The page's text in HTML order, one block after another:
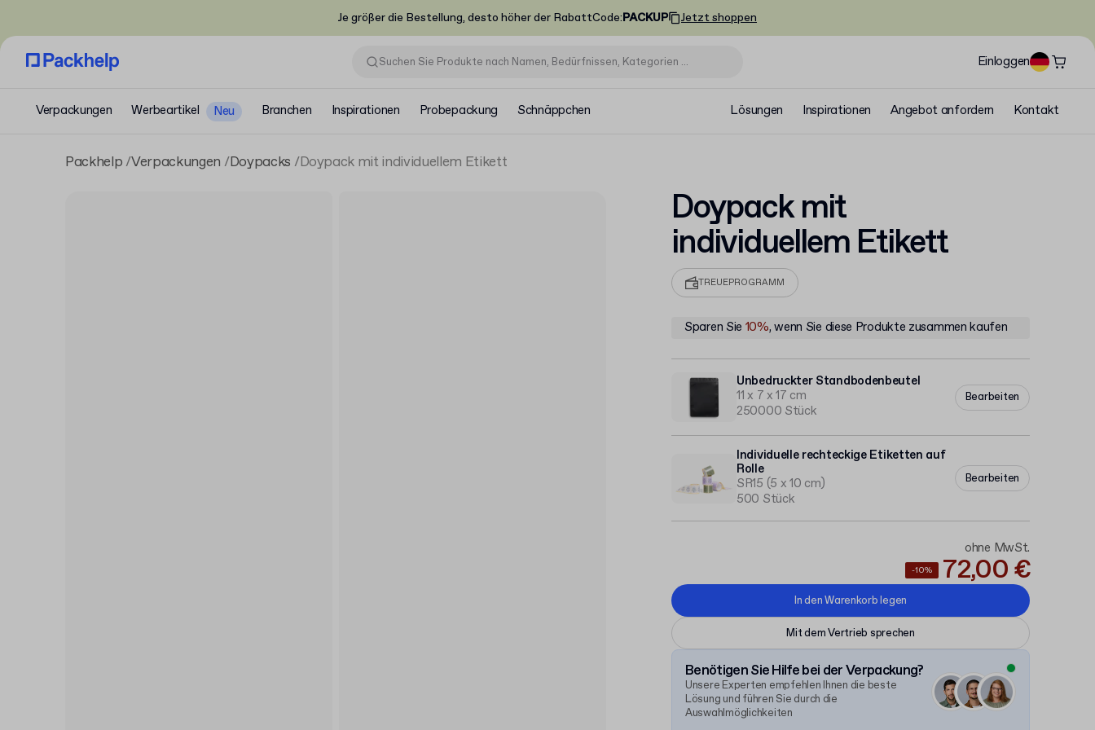
Je größer die Bestellung, desto höher der RabattCode:PACKUP Jetzt shoppen
Einloggen
Verpackungen Werbeartikel Neu Branchen Inspirationen Probepackung Schnäppchen Lösungen Inspirationen Angebot anfordern Kontakt
Packhelp Verpackungen Doypacks Doypack mit individuellem Etikett
Doypack mit
individuellem Etikett
TREUEPROGRAMM
Sparen Sie 10%, wenn Sie diese Produkte zusammen kaufen
Unbedruckter Standbodenbeutel
11 x 7 x 17 cm
250000 Stück
Bearbeiten
Individuelle rechteckige Etiketten auf
Rolle
SR15 (5 x 10 cm)
500 Stück
Bearbeiten
ohne MwSt.
-10% 72,00 €
In den Warenkorb legen
Mit dem Vertrieb sprechen
Benötigen Sie Hilfe bei der Verpackung?
Unsere Experten empfehlen Ihnen die beste
Lösung und führen Sie durch die
Auswahlmöglichkeiten